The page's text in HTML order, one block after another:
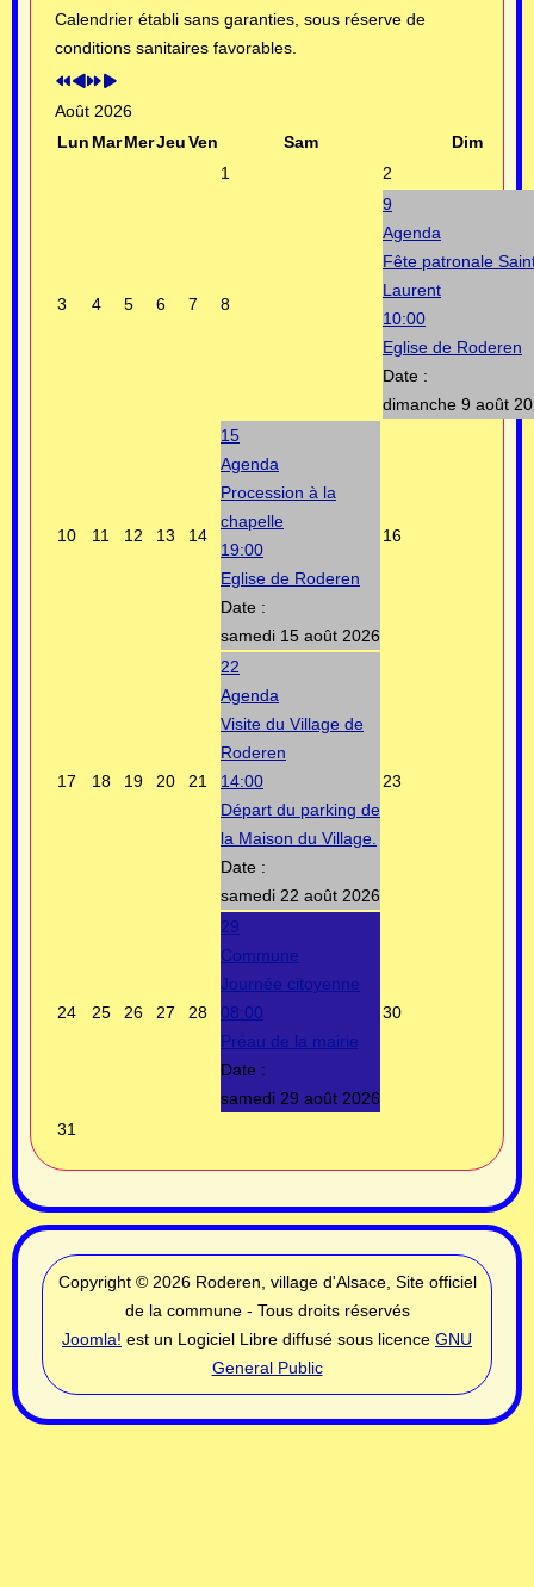
Calendrier établi sans garanties, sous réserve de
conditions sanitaires favorables.
Août 2026
Lun MarMerJeuVen Sam
Dim
1
2
3 4 5 6 7 8
9
Agenda
Fête patronale
Laurent
10:00
Eglise de Roderen
Date :
dimanche 9 août
10 11 12 13 14
15
Agenda
Procession à la
chapelle
19:00
Eglise de Roderen
Date :
samedi 15 août 2026
16
17 18 19 20 21
22
Agenda
Visite du Village de
Roderen
14:00
Départ du parking de
la Maison du Village.
Date :
samedi 22 août 2026
23
24 25 26 27 28
29
Commune
Journée citoyenne
08:00
Préau de la mairie
Date :
samedi 29 août 2026
30
31
Copyright © 2026 Roderen, village d'Alsace, Site officiel
de la commune - Tous droits réservés
Joomla! est un Logiciel Libre diffusé sous licence GNU
General Public